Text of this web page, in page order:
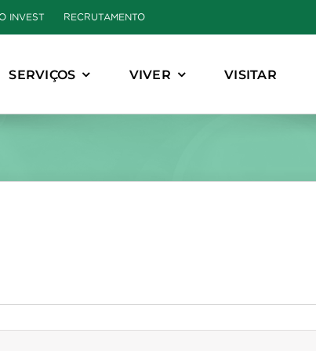
INVEST RECRUTAMENTO
SERVIÇOS VIVER VISITAR